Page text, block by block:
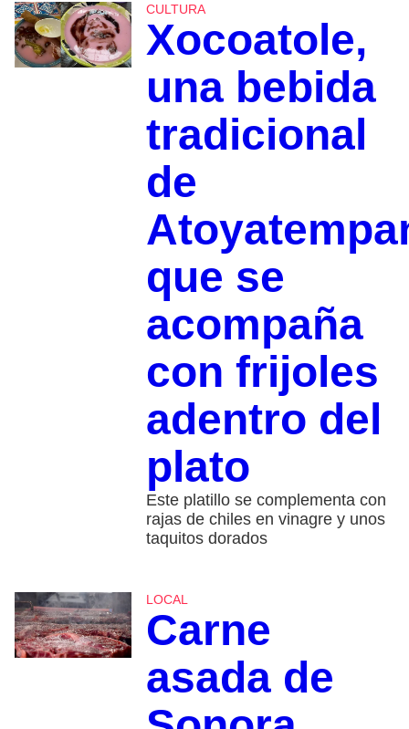
CULTURA
Xocoatole,
una bebida
tradicional
de
que se
acompaña
con frijoles
adentro del
plato
Este platillo se complementa con
rajas de chiles en vinagre y unos
taquitos dorados
LOCAL
Carne
asada de